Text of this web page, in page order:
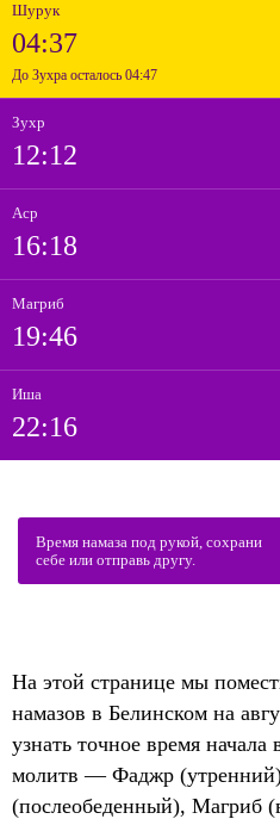
Шурук
04:37
До Зухра осталось 04:47
Зухр
12:12
Аср
16:18
Магриб
19:46
Иша
22:16
Время намаза под рукой, сохрани
себе или отправь другу.
На этой странице мы
намазов в Белинском на
узнать точное время начала
молитв — Фаджр
(послеобеденный), Магриб